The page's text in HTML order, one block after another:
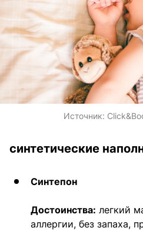
Источник:
синтетические
Синтепон
Достоинства: легкий
аллергии, без запаха,